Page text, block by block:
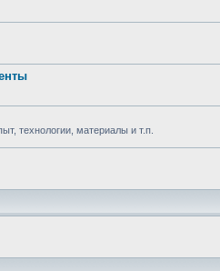
технологии, материалы и т.п.